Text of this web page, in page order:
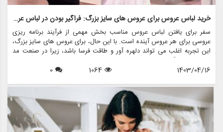
خرید لباس عروس برای عروس های سایز بزرگ: فراگیر بودن در لباس عروس
سفر برای یافتن لباس عروس مناسب بخش مهمی از فرآیند برنامه ریزی
عروسی برای هر عروس آینده است. با این حال، برای عروس های سایز بزرگ،
این تجربه اغلب می تواند دلهره آور و طاقت فرسا باشد، زیرا در صنعت مد
لباس عروس گنجانده نشده است. خوشبختانه، با افزایش مثبت بودن بدن و
تقاضا برای تنوع در مد، تغییر مثبتی به سمت فراگیری در مد لباس عروس
لباس عروس برای عروس های سایز بزرگ پیشتاز است مزون چرخچی است.
این فروشگاه با ارائه خدمات اجاره لباس عروس، فروش لباس عروس، طراحی
و دوخت لباس عروس، لوازم جانبی عروس و کلیه اقلام مربوط به عروس، آن
را به مقصدی یکجا برای عروس در هر سایز تبدیل کرده است.
1403/04/16
1064
0